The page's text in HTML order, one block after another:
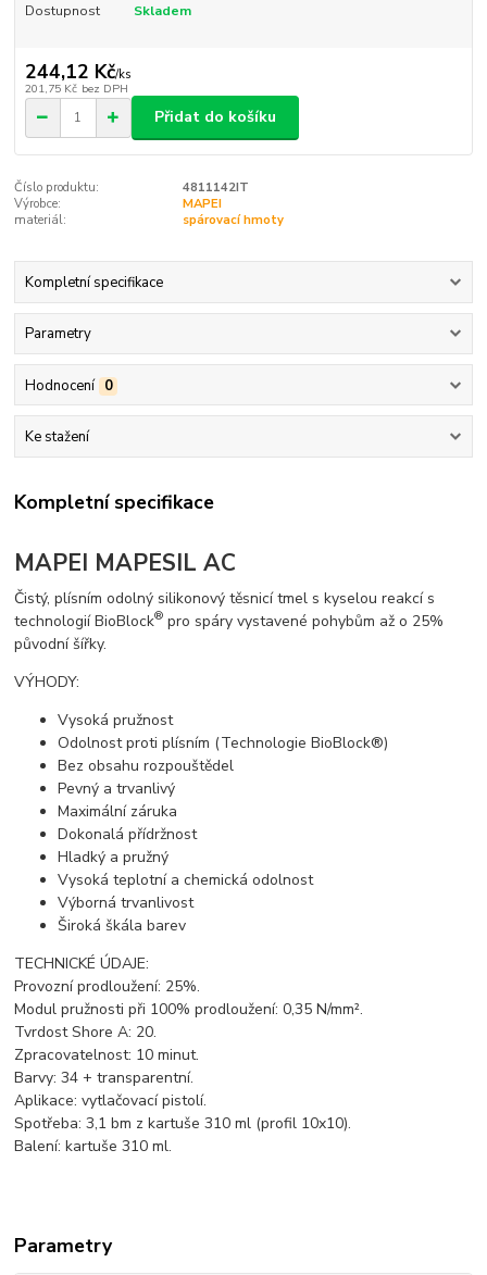
Dostupnost Skladem
244,12 Kč/ks
201,75 Kč bez DPH
Přidat do košíku
Číslo produktu:
4811142IT
Výrobce:
MAPEI
materiál:
spárovací hmoty
Kompletní specifikace
Parametry
Hodnocení 0
Ke stažení
Kompletní specifikace
MAPEI MAPESIL AC
Čistý, plísním odolný silikonový těsnicí tmel s kyselou reakcí s
technologií BioBlock® pro spáry vystavené pohybům až o 25%
původní šířky.
VÝHODY:
Vysoká pružnost
Odolnost proti plísním (Technologie BioBlock®)
Bez obsahu rozpouštědel
Pevný a trvanlivý
Maximální záruka
Dokonalá přídržnost
Hladký a pružný
Vysoká teplotní a chemická odolnost
Výborná trvanlivost
Široká škála barev
TECHNICKÉ ÚDAJE:
Provozní prodloužení: 25%.
Modul pružnosti při 100% prodloužení: 0,35 N/mm².
Tvrdost Shore A: 20.
Zpracovatelnost: 10 minut.
Barvy: 34 + transparentní.
Aplikace: vytlačovací pistolí.
Spotřeba: 3,1 bm z kartuše 310 ml (profil 10x10).
Balení: kartuše 310 ml.
Parametry